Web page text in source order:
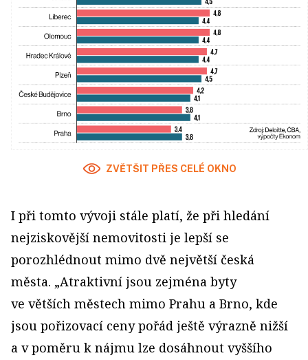
ZVĚTŠIT PŘES CELÉ OKNO
I při tomto vývoji stále platí, že při hledání
nejziskovější nemovitosti je lepší se
porozhlédnout mimo dvě největší česká
města. „Atraktivní jsou zejména byty
ve větších městech mimo Prahu a Brno, kde
jsou pořizovací ceny pořád ještě výrazně nižší
a v poměru k nájmu lze dosáhnout vyššího